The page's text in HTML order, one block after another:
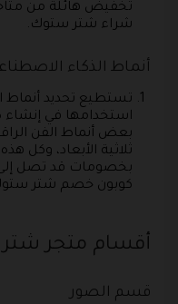
تخفيض هائلة من
شراء شتر ستوك.
أنماط الذكاء
تستطيع تحديد أنماط
استخدامها في إنشاء
بعض أنماط الفن
ثلاثية الأبعاد، وكل
كوبون خصم شتر
أقسام متجر
قسم الصور